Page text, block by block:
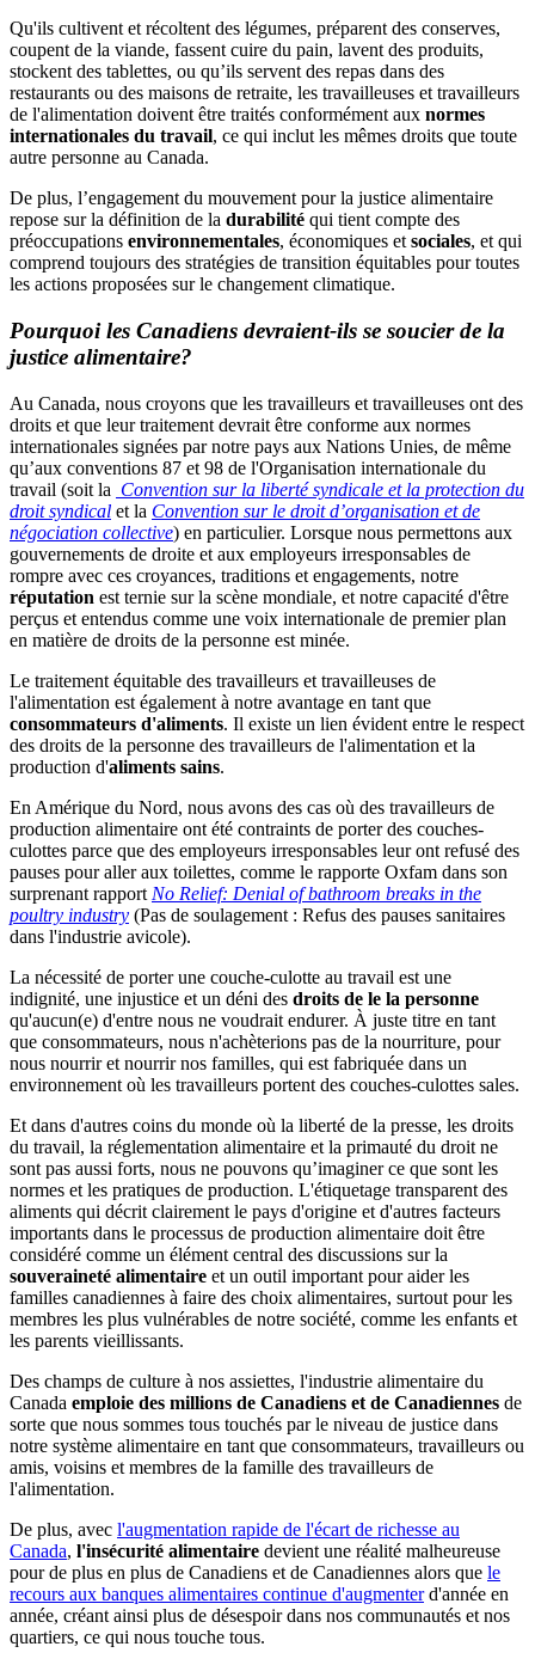
Qu'ils cultivent et récoltent des légumes, préparent des conserves,
coupent de la viande, fassent cuire du pain, lavent des produits,
stockent des tablettes, ou qu’ils servent des repas dans des
restaurants ou des maisons de retraite, les travailleuses et travailleurs
de l'alimentation doivent être traités conformément aux normes
internationales du travail, ce qui inclut les mêmes droits que toute
autre personne au Canada.
De plus, l’engagement du mouvement pour la justice alimentaire
repose sur la définition de la durabilité qui tient compte des
préoccupations environnementales, économiques et sociales, et qui
comprend toujours des stratégies de transition équitables pour toutes
les actions proposées sur le changement climatique.
Pourquoi les Canadiens devraient-ils se soucier de la
justice alimentaire?
Au Canada, nous croyons que les travailleurs et travailleuses ont des
droits et que leur traitement devrait être conforme aux normes
internationales signées par notre pays aux Nations Unies, de même
qu’aux conventions 87 et 98 de l'Organisation internationale du
travail (soit la Convention sur la liberté syndicale et la protection du
droit syndical et la Convention sur le droit d’organisation et de
négociation collective) en particulier. Lorsque nous permettons aux
gouvernements de droite et aux employeurs irresponsables de
rompre avec ces croyances, traditions et engagements, notre
réputation est ternie sur la scène mondiale, et notre capacité d'être
perçus et entendus comme une voix internationale de premier plan
en matière de droits de la personne est minée.
Le traitement équitable des travailleurs et travailleuses de
l'alimentation est également à notre avantage en tant que
consommateurs d'aliments. Il existe un lien évident entre le respect
des droits de la personne des travailleurs de l'alimentation et la
production d'aliments sains.
En Amérique du Nord, nous avons des cas où des travailleurs de
production alimentaire ont été contraints de porter des couches-
culottes parce que des employeurs irresponsables leur ont refusé des
pauses pour aller aux toilettes, comme le rapporte Oxfam dans son
surprenant rapport No Relief: Denial of bathroom breaks in the
poultry industry (Pas de soulagement : Refus des pauses sanitaires
dans l'industrie avicole).
La nécessité de porter une couche-culotte au travail est une
indignité, une injustice et un déni des droits de le la personne
qu'aucun(e) d'entre nous ne voudrait endurer. À juste titre en tant
que consommateurs, nous n'achèterions pas de la nourriture, pour
nous nourrir et nourrir nos familles, qui est fabriquée dans un
environnement où les travailleurs portent des couches-culottes sales.
Et dans d'autres coins du monde où la liberté de la presse, les droits
du travail, la réglementation alimentaire et la primauté du droit ne
sont pas aussi forts, nous ne pouvons qu’imaginer ce que sont les
normes et les pratiques de production. L'étiquetage transparent des
aliments qui décrit clairement le pays d'origine et d'autres facteurs
importants dans le processus de production alimentaire doit être
considéré comme un élément central des discussions sur la
souveraineté alimentaire et un outil important pour aider les
familles canadiennes à faire des choix alimentaires, surtout pour les
membres les plus vulnérables de notre société, comme les enfants et
les parents vieillissants.
Des champs de culture à nos assiettes, l'industrie alimentaire du
Canada emploie des millions de Canadiens et de Canadiennes de
sorte que nous sommes tous touchés par le niveau de justice dans
notre système alimentaire en tant que consommateurs, travailleurs ou
amis, voisins et membres de la famille des travailleurs de
l'alimentation.
De plus, avec l'augmentation rapide de l'écart de richesse au
Canada, l'insécurité alimentaire devient une réalité malheureuse
pour de plus en plus de Canadiens et de Canadiennes alors que le
recours aux banques alimentaires continue d'augmenterd'année en
année, créant ainsi plus de désespoir dans nos communautés et nos
quartiers, ce qui nous touche tous.